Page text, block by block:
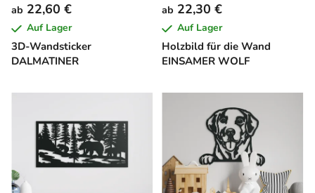
3D-Wandsticker
DALMATINER
ab 22,60 €
Auf Lager
Holzbild für die Wand
EINSAMER WOLF
ab 22,30 €
Auf Lager